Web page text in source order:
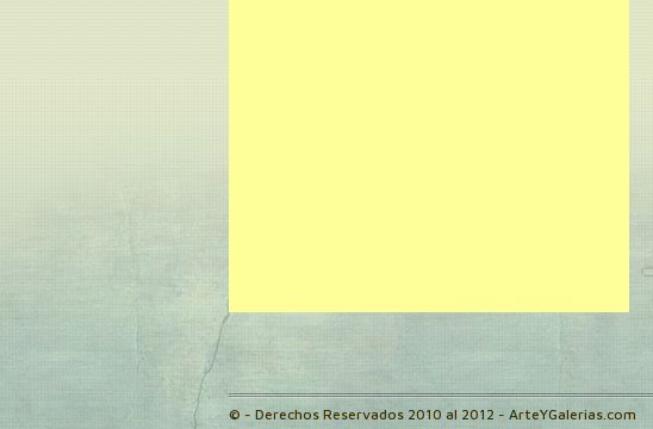
© - Derechos Reservados 2010 al 2012 - ArteYGalerias.com